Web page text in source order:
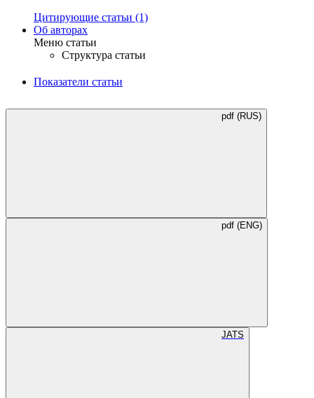
Цитирующие статьи (1)
Об авторах
Меню статьи
Структура статьи
Показатели статьи
pdf (RUS)
pdf (ENG)
JATS